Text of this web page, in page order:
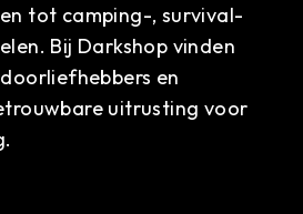
tot camping-, survival-
Bij Darkshop vinden
en
uitrusting voor